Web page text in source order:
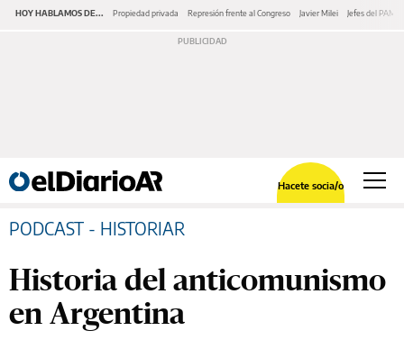
HOY HABLAMOS DE... Propiedad privada Represión frente al Congreso Javier Milei Jefes del PAMI
Hacete socia/o
PODCAST - HISTORIAR
Historia del anticomunismo
en Argentina